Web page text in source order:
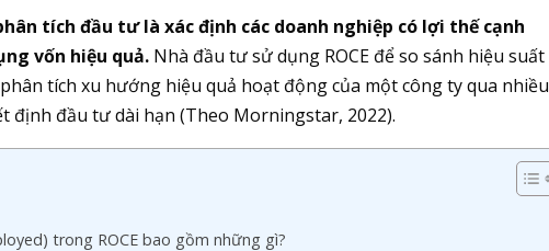
tích đầu tư là xác định các doanh nghiệp có lợi thế cạnh
vốn hiệu quả. Nhà đầu tư sử dụng ROCE để so sánh hiệu suất
tích xu hướng hiệu quả hoạt động của một công ty qua nhiều
định đầu tư dài hạn (Theo Morningstar, 2022).
trong ROCE bao gồm những gì?